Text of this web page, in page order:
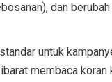
dan
standar untuk
membaca